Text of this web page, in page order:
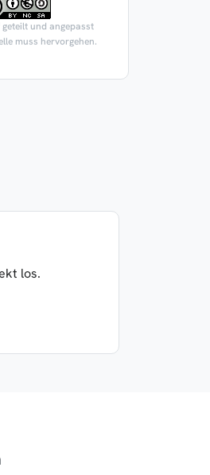
und angepasst
muss hervorgehen.
los.